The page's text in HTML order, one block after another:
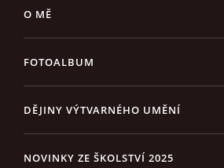
O MĚ
FOTOALBUM
DĚJINY VÝTVARNÉHO UMĚNÍ
NOVINKY ZE ŠKOLSTVÍ 2025